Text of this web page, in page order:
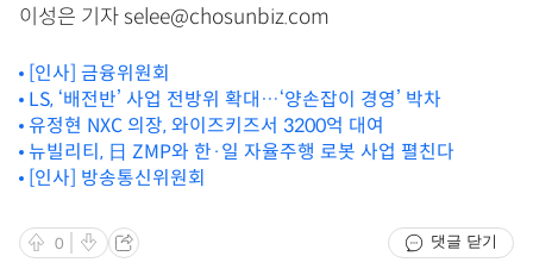
이성은 기자 selee@chosunbiz.com
[인사] 금융위원회
LS, ‘배전반’ 사업 전방위 확대…‘양손잡이 경영’ 박차
유정현 NXC 의장, 와이즈키즈서 3200억 대여
뉴빌리티, 日 ZMP와 한·일 자율주행 로봇 사업 펼친다
[인사] 방송통신위원회
0 댓글 닫기